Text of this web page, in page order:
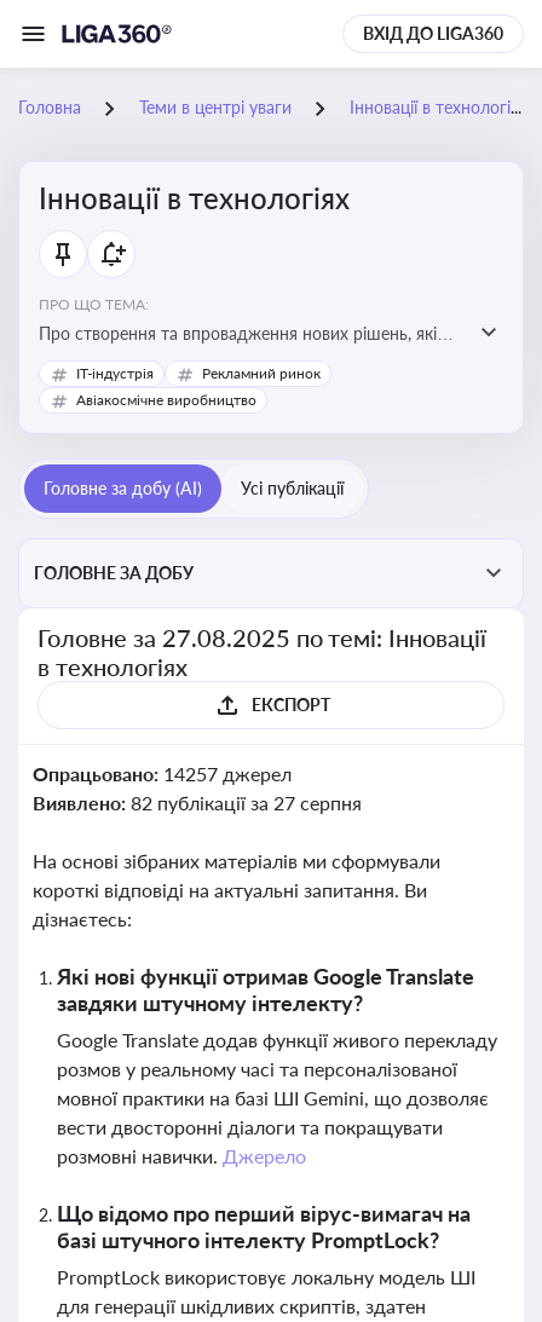
ВХІД ДО LIGA360
Головна Теми в центрі уваги Інновації в технологіях
Інновації в технологіях
ПРО ЩО ТЕМА:
Про створення та впровадження нових рішень, які
покращують ефективність, функціональність або
можливості технологічних продуктів і процесів.
IT-індустрія
Рекламний ринок
Авіакосмічне виробництво
Головне за добу (AI) Усі публікації
ГОЛОВНЕ ЗА ДОБУ
Головне за 27.08.2025 по темі: Інновації
в технологіях
ЕКСПОРТ
Опрацьовано: 14257 джерел
Виявлено: 82 публікації за 27 серпня
На основі зібраних матеріалів ми сформували
короткі відповіді на актуальні запитання. Ви
дізнаєтесь:
Які нові функції отримав Google Translate
завдяки штучному інтелекту?
Google Translate додав функції живого перекладу
розмов у реальному часі та персоналізованої
мовної практики на базі ШІ Gemini, що дозволяє
вести двосторонні діалоги та покращувати
розмовні навички. Джерело
Що відомо про перший вірус-вимагач на
базі штучного інтелекту PromptLock?
PromptLock використовує локальну модель ШІ
для генерації шкідливих скриптів, здатен